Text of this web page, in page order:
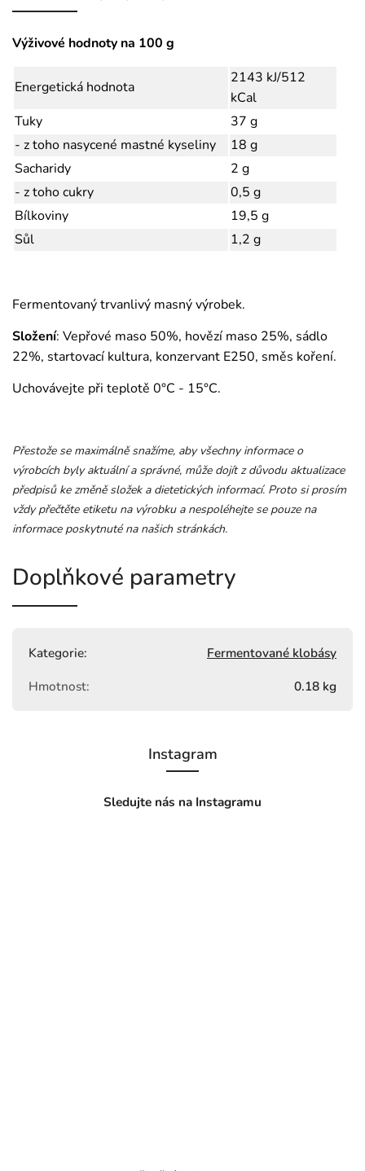
Výživové hodnoty na 100 g
Energetická hodnota
2143 kJ/512
kCal
Tuky
37 g
- z toho nasycené mastné kyseliny
18 g
Sacharidy
2 g
- z toho cukry
0,5 g
Bílkoviny
19,5 g
Sůl
1,2 g
Fermentovaný trvanlivý masný výrobek.
Složení: Vepřové maso 50%, hovězí maso 25%, sádlo
22%, startovací kultura, konzervant E250, směs koření.
Uchovávejte při teplotě 0°C - 15°C.
Přestože se maximálně snažíme, aby všechny informace o
výrobcích byly aktuální a správné, může dojít z důvodu aktualizace
předpisů ke změně složek a dietetických informací. Proto si prosím
vždy přečtěte etiketu na výrobku a nespoléhejte se pouze na
informace poskytnuté na našich stránkách.
Doplňkové parametry
Kategorie:
Fermentované klobásy
Hmotnost: 0.18 kg
Instagram
Sledujte nás na Instagramu